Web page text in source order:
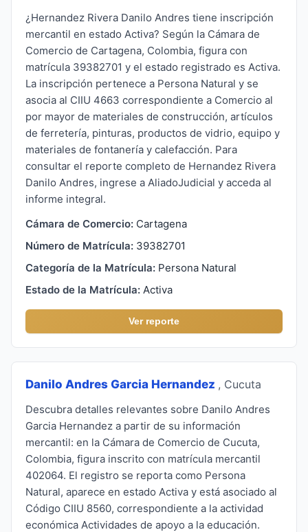
¿Hernandez Rivera Danilo Andres tiene inscripción
mercantil en estado Activa? Según la Cámara de
Comercio de Cartagena, Colombia, figura con
matrícula 39382701 y el estado registrado es Activa.
La inscripción pertenece a Persona Natural y se
asocia al CIIU 4663 correspondiente a Comercio al
por mayor de materiales de construcción, artículos
de ferretería, pinturas, productos de vidrio, equipo y
materiales de fontanería y calefacción. Para
consultar el reporte completo de Hernandez Rivera
Danilo Andres, ingrese a AliadoJudicial y acceda al
informe integral.
Cámara de Comercio: Cartagena
Número de Matrícula: 39382701
Categoría de la Matrícula: Persona Natural
Estado de la Matrícula: Activa
Ver reporte
Danilo Andres Garcia Hernandez , Cucuta
Descubra detalles relevantes sobre Danilo Andres
Garcia Hernandez a partir de su información
mercantil: en la Cámara de Comercio de Cucuta,
Colombia, figura inscrito con matrícula mercantil
402064. El registro se reporta como Persona
Natural, aparece en estado Activa y está asociado al
Código CIIU 8560, correspondiente a la actividad
económica Actividades de apoyo a la educación.